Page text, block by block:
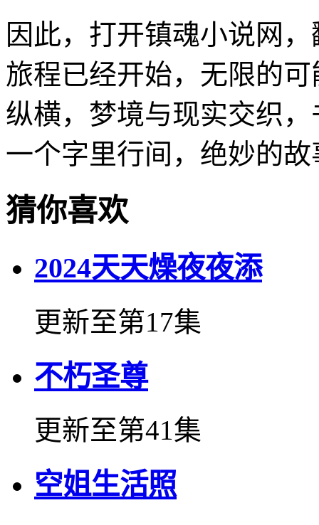
因此，打开镇魂小说网
旅程已经开始，无限的
纵横，梦境与现实交织
一个字里行间，绝妙的
猜你喜欢
2024天天燥夜夜添
更新至第17集
不朽圣尊
更新至第41集
空姐生活照